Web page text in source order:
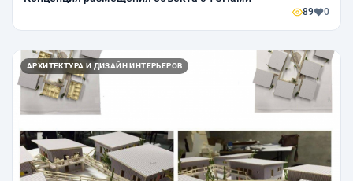
89 0
АРХИТЕКТУРА И ДИЗАЙН ИНТЕРЬЕРОВ